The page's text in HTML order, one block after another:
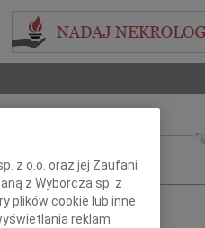
+ szukanie zaawansowane
z o.o. oraz jej Zaufani
z Wyborcza sp. z
plików cookie lub inne
reklam